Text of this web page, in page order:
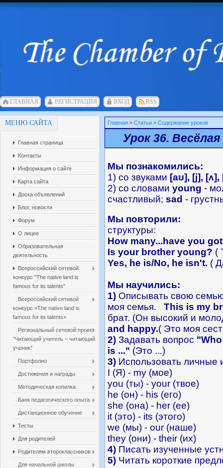
ГЛАВНАЯ РЕГИСТРАЦИЯ ВХОД RSS
МЕНЮ САЙТА
Главная страница
Контакты
Информация о сайте
Карта сайта
Доска объявлений
Блог, новости
Форум
О лицее
Образовательная
деятельность
Всероссийский сетевой
конкурс "The native land is
famous for its talents"
Всероссийский сетевой
конкурс «The native land is
famous for its talents»
Региональный сетевой проект
"Читающий учитель – читающий
ученик"
Портфолио
Достижения и награды
Методическая копилка
Банк педагогического опыта
Дистанционное обучение
Тесты
Для родителей
Родителям второклассников
Для начальной школы
Главная » Статьи » Содержание уроков
Урок 36.
Мы познакомились:
1) со звуками [aʊ], [j], [ʌ],
2) со словами young -
счастливый; sad -
Мы повторили:
структуры:
How many...have you
Is your brother young? (
Yes, he is/No, he isn't. (
Мы научились:
1) Описывать свою
моя семья. This is my
брат. (Он высокий и
and happy.( Это моя
2) Задавать вопрос
is ..." (Это ...)
3) Использовать личные
I (Я) - my (мое)
you (ты) - your (твое)
he (он) - his (его)
she (она) - her (ее)
it (это) - its (этого)
we (мы) - our (наше)
they (они) - their (их)
4) Писать изученные
5) Читать короткие